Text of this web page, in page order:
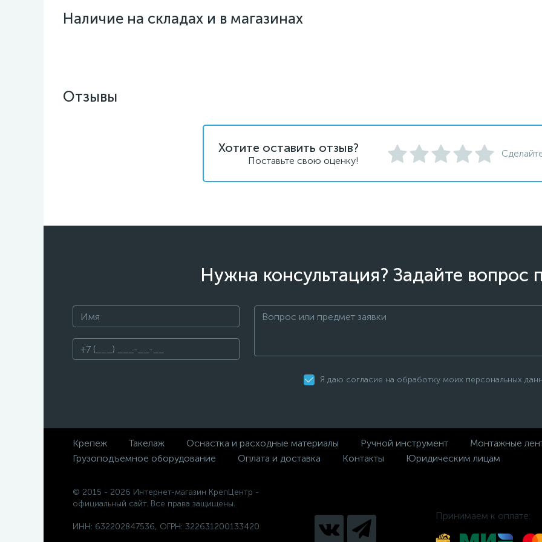
Наличие на складах и в магазинах
Отзывы
Хотите оставить отзыв?
Поставьте свою оценку!
Нужна консультация? Задайте вопрос
Я даю согласие на обработку моих персональных
Крепеж Такелаж Оснастка и расходные материалы Ручной инструмент Монтажные
Грузоподъемное оборудование
Оплата и доставка Контакты Юридическим лицам
© 2015 - 2026 Интернет-магазин КрепЦентр -
официальный сайт. Все права защищены.
ИНН: 632202847536, ОГРН: 322631200133420
Принимаем к оплате: